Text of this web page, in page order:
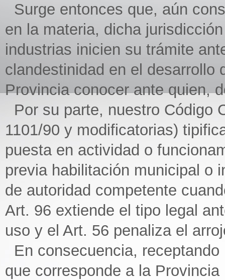
Surge entonces que, aún
en la materia, dicha
industrias inicien su trámite
clandestinidad en el desarrollo
Provincia conocer ante quien,
Por su parte, nuestro Código
1101/90 y modificatorias)
puesta en actividad o
previa habilitación municipal o
de autoridad competente
Art. 96 extiende el tipo legal
uso y el Art. 56 penaliza el
En consecuencia,
que corresponde a la